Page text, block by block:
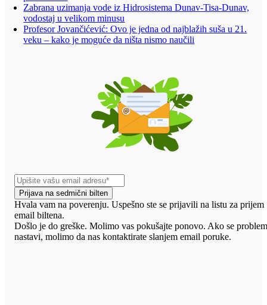
Zabrana uzimanja vode iz Hidrosistema Dunav-Tisa-Dunav,
vodostaj u velikom minusu
Profesor Jovančićević: Ovo je jedna od najblažih suša u 21.
veku – kako je moguće da ništa nismo naučili
Prijava na sedmični bilten
Hvala vam na poverenju. Uspešno ste se prijavili na listu za prijem
email biltena.
Došlo je do greške. Molimo vas pokušajte ponovo. Ako se
nastavi, molimo da nas kontaktirate slanjem email poruke.